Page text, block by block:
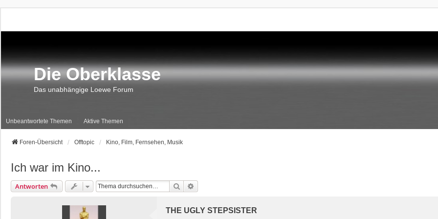
Die Oberklasse
Das unabhängige Loewe Forum
Unbeantwortete Themen Aktive Themen
Foren-Übersicht Offtopic Kino, Film, Fernsehen, Musik
Ich war im Kino...
Antworten Suche
THE UGLY STEPSISTER